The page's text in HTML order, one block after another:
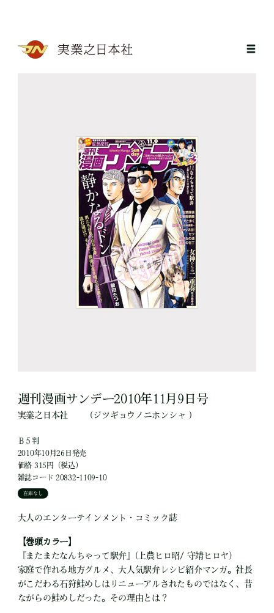
週刊漫画サンデー2010年11月9日号
実業之日本社 （ジツギョウノニホンシャ ）
Ｂ５判
2010年10月26日発売
価格 315円（税込）
雑誌コード 20832-1109-10
在庫なし
大人のエンターテインメント・コミック誌
【巻頭カラー】
『またまたなんちゃって駅弁』(上農ヒロ昭/ 守靖ヒロヤ)
家庭で作れる地方グルメ、大人気駅弁レシピ紹介マンガ。社長
がこだわる石狩鮭めしはリニューアルされたものではなく、昔
ながらの鮭めしだった。その理由とは？